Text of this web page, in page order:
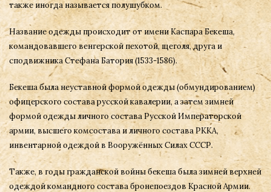
также иногда называется полушубком.
Название одежды происходит от имени Каспара Бекеша,
командовавшего венгерской пехотой, щеголя, друга и
сподвижника Стефана Батория (1533-1586).
Бекеша была неуставной формой одежды (обмундированием)
офицерского состава русской кавалерии, а затем зимней
формой одежды личного состава Русской Императорской
армии, высшего комсостава и личного состава РККА,
инвентарной одеждой в Вооружённых Силах СССР.
Также, в годы гражданской войны бекеша была зимней верхней
одеждой командного состава бронепоездов Красной Армии.